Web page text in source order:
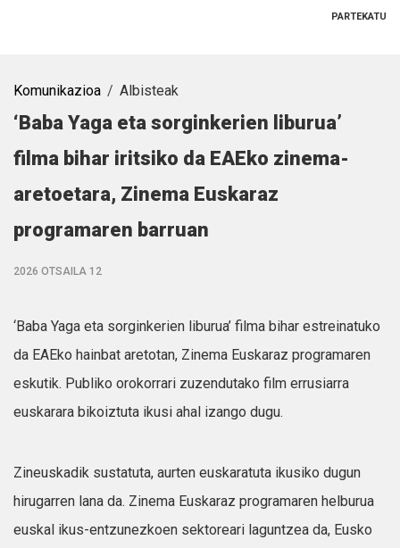
PARTEKATU
Komunikazioa Albisteak
‘Baba Yaga eta sorginkerien liburua’
filma bihar iritsiko da EAEko zinema-
aretoetara, Zinema Euskaraz
programaren barruan
2026 OTSAILA 12
‘Baba Yaga eta sorginkerien liburua’ filma bihar estreinatuko
da EAEko hainbat aretotan, Zinema Euskaraz programaren
eskutik. Publiko orokorrari zuzendutako film errusiarra
euskarara bikoiztuta ikusi ahal izango dugu.
Zineuskadik sustatuta, aurten euskaratuta ikusiko dugun
hirugarren lana da. Zinema Euskaraz programaren helburua
euskal ikus-entzunezkoen sektoreari laguntzea da, Eusko